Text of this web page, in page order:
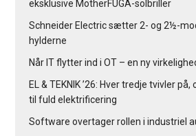
eksklusive MotherFUGA-solbriller
Schneider Electric sætter 2- og 2½-
hylderne
Når IT flytter ind i OT – en ny
EL & TEKNIK ’26: Hver tredje tvivler
til fuld elektrificering
Software overtager rollen i industriel